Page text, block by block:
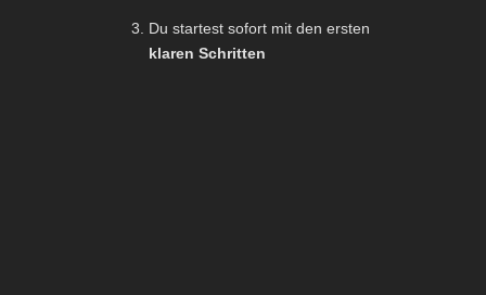
Du startest sofort mit den ersten
klaren Schritten